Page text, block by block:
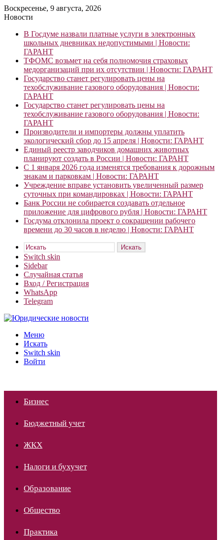
Воскресенье, 9 августа, 2026
Новости
В Госдуме назвали платные услуги в электронных
школьных дневниках недопустимыми | Новости:
ГАРАНТ
ТФОМС возьмет на себя полномочия страховых
медорганизаций при их отсутствии | Новости: ГАРАНТ
Государство станет регулировать цены на
техобслуживание газового оборудования | Новости:
ГАРАНТ
Государство станет регулировать цены на
техобслуживание газового оборудования | Новости:
ГАРАНТ
Производители и импортеры должны уплатить
экологический сбор до 15 апреля | Новости: ГАРАНТ
Единый реестр заводчиков домашних животных
планируют создать в России | Новости: ГАРАНТ
С 1 января 2026 года изменятся требования к дорожным
знакам и парковкам | Новости: ГАРАНТ
Учреждение вправе установить увеличенный размер
суточных при командировках | Новости: ГАРАНТ
Банк России не собирается создавать отдельное
приложение для цифрового рубля | Новости: ГАРАНТ
Госдума отклонила проект о сокращении рабочего
времени до 30 часов в неделю | Новости: ГАРАНТ
Искать
Switch skin
Sidebar
Случайная статья
Вход / Регистрация
WhatsApp
Telegram
Меню
Искать
Switch skin
Войти
Бизнес
Бюджетный учет
ЖКХ
Налоги и бухучет
Образование
Общество
Практика